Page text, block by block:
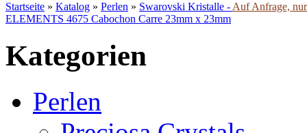
Startseite » Katalog » Perlen » Swarovski Kristalle - Auf Anfrage,
ELEMENTS 4675 Cabochon Carre 23mm x 23mm
Kategorien
Perlen